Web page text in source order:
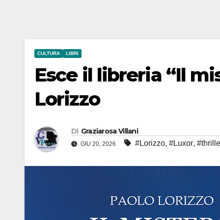
CULTURA LIBRI
Esce il libreria “Il
Lorizzo
Di Graziarosa Villani
GIU 20, 2026 #Lorizzo, #Luxor,